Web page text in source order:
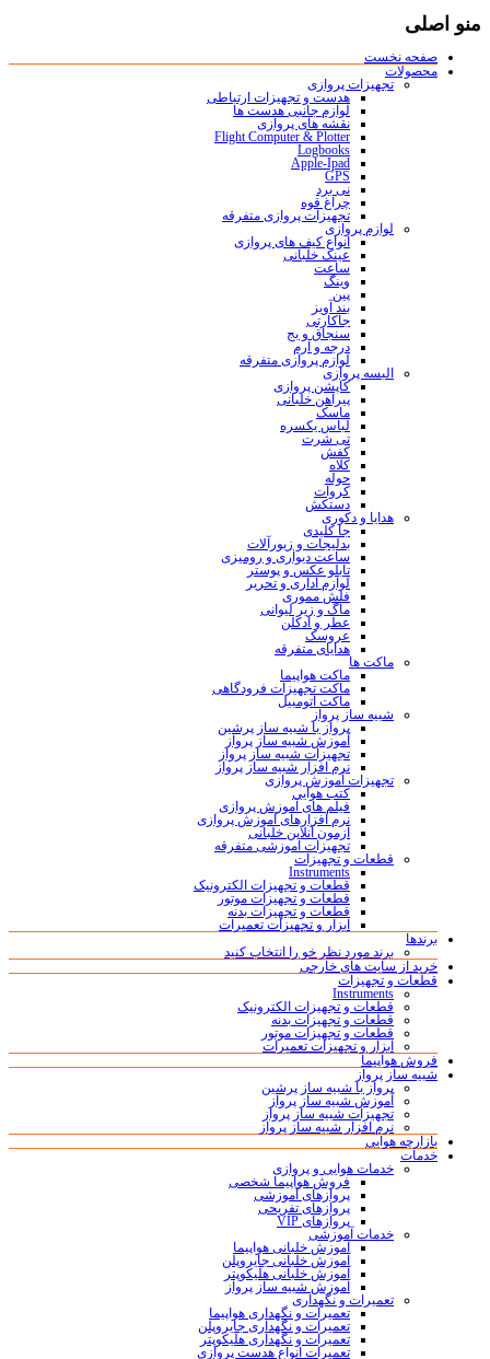
منو اصلی
صفحه نخست
محصولات
تجهیزات پروازی
هدست و تجهیزات ارتباطی
لوازم جانبی هدست ها
نقشه های پروازی
Flight Computer & Plotter
Logbooks
Apple-Ipad
GPS
نی برد
چراغ قوه
تجهیزات پروازی متفرقه
لوازم پروازی
انواع کیف های پروازی
عینک خلبانی
ساعت
وینگ
پین
بند آویز
جاکارتی
سنجاق و بج
درجه و آرم
لوازم پروازی متفرقه
البسه پروازی
کاپشن پروازی
پیراهن خلبانی
ماسک
لباس یکسره
تی شرت
کفش
کلاه
حوله
کروات
دستکش
هدایا و دکوری
جا کلیدی
بدلیجات و زیورآلات
ساعت دیواری و رومیزی
تابلو عکس و پوستر
لوازم اداری و تحریر
فلش مموری
ماگ و زیر لیوانی
عطر و ادکلن
عروسک
هدایای متفرقه
ماکت ها
ماکت هواپیما
ماکت تجهیزات فرودگاهی
ماکت اتومبیل
شبیه ساز پرواز
پرواز با شبیه ساز پرشین
آموزش شبیه ساز پرواز
تجهیزات شبیه ساز پرواز
نرم افزار شبیه ساز پرواز
تجهیزات آموزش پروازی
کتب هوایی
فیلم های آموزش پروازی
نرم افزارهای آموزش پروازی
آزمون آنلاین خلبانی
تجهیزات آموزشی متفرقه
قطعات و تجهیزات
Instruments
قطعات و تجهیزات الکترونیک
قطعات و تجهیزات موتور
قطعات و تجهیزات بدنه
ابزار و تجهیزات تعمیرات
برندها
برند مورد نظر خو را انتخاب کنید
خرید از سایت های خارجی
قطعات و تجهیزات
Instruments
قطعات و تجهیزات الکترونیک
قطعات و تجهیزات بدنه
قطعات و تجهیزات موتور
ابزار و تجهیزات تعمیرات
فروش هواپیما
شبیه ساز پرواز
پرواز با شبیه ساز پرشین
آموزش شبیه ساز پرواز
تجهیزات شبیه ساز پرواز
نرم افزار شبیه ساز پرواز
بازارچه هوایی
خدمات
خدمات هوایی و پروازی
فروش هواپیما شخصی
پروازهای آموزشی
پروازهای تفریحی
پروازهای VIP
خدمات آموزشی
آموزش خلبانی هواپیما
آموزش خلبانی جایروپلن
آموزش خلبانی هلیکوپتر
آموزش شبیه ساز پرواز
تعمیرات و نگهداری
تعمیرات و نگهداری هواپیما
تعمیرات و نگهداری جایروپلن
تعمیرات و نگهداری هلیکوپتر
تعمیرات انواع هدست پروازی